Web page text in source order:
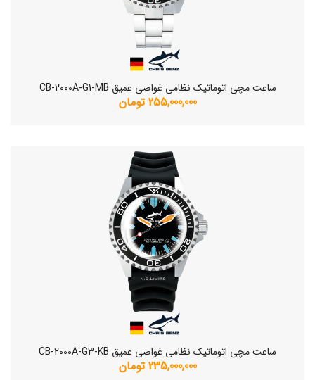
ساعت مچی اتوماتیک نظامی غواصی عمیق CB-2000A-G1-MB
255,000,000 تومان
ساعت مچی اتوماتیک نظامی غواصی عمیق CB-2000A-G3-KB
235,000,000 تومان